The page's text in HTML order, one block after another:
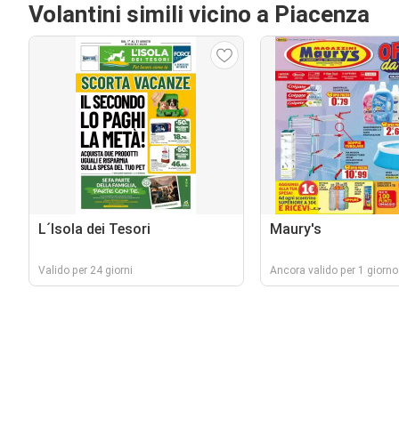
Volantini simili vicino a Piacenza
L´Isola dei Tesori
Valido per 24 giorni
Maury's
Ancora valido per 1 giorno